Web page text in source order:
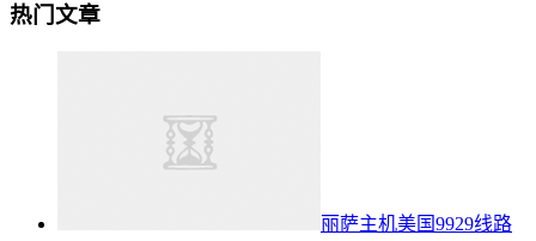
热门文章
丽萨主机美国9929线路